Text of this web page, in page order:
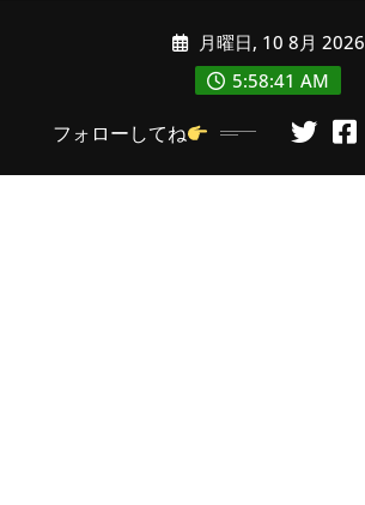
に
月曜日, 10 8月 2026
5:58:43 AM
フォローしてね